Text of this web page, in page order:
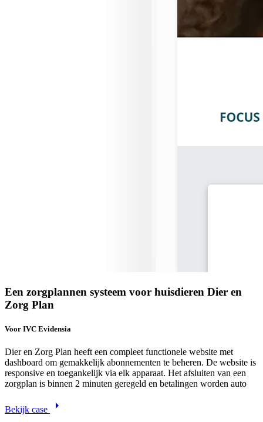
Een zorgplannen systeem voor huisdieren Dier en
Zorg Plan
Voor IVC Evidensia
Dier en Zorg Plan heeft een compleet functionele website met
dashboard om gemakkelijk abonnementen te beheren. De website is
responsive en toegankelijk via elk apparaat. Het afsluiten van een
zorgplan is binnen 2 minuten geregeld en betalingen worden auto
Bekijk case arrow_right